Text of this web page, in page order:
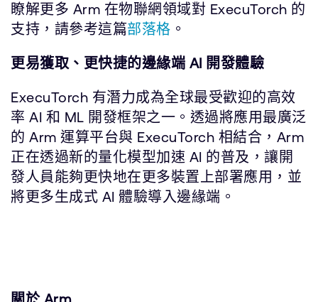
瞭解更多 Arm 在物聯網領域對 ExecuTorch 的
支持，請參考這篇部落格 。
更易獲取、更快捷的邊緣端 AI 開發體驗
ExecuTorch 有潛力成為全球最受歡迎的高效
率 AI 和 ML 開發框架之一。透過將應用最廣泛
的 Arm 運算平台與 ExecuTorch 相結合，Arm
正在透過新的量化模型加速 AI 的普及，讓開
發人員能夠更快地在更多裝置上部署應用，並
將更多生成式 AI 體驗導入邊緣端。